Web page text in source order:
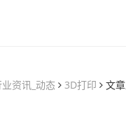
资讯_动态 3D打印 文